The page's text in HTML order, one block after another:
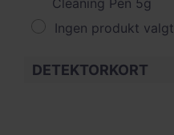
Cleaning Pen 5g
Ingen produkt valgt
DETEKTORKORT